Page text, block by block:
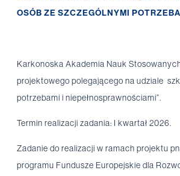
OSÓB ZE SZCZEGÓLNYMI
Karkonoska Akademia Nauk
projektowego polegającego na udziale
potrzebami i niepełnosprawnościami”.
Termin realizacji zadania: I kwartał 2026.
Zadanie do realizacji w ramach projektu
programu Fundusze Europejskie dla